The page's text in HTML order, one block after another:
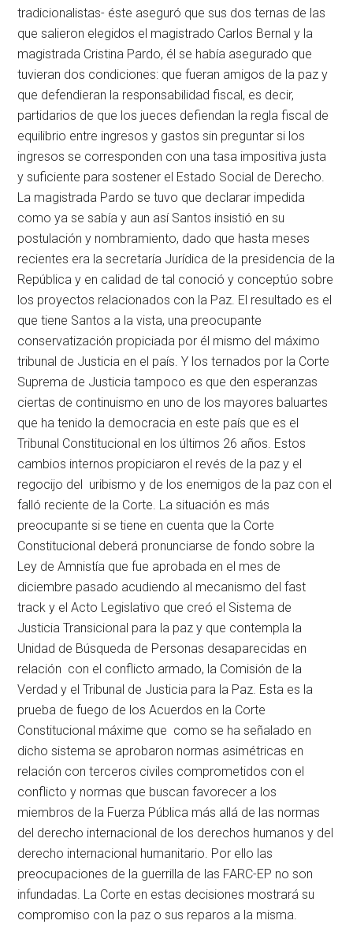
tradicionalistas- éste aseguró que sus dos ternas de las
que salieron elegidos el magistrado Carlos Bernal y la
magistrada Cristina Pardo, él se había asegurado que
tuvieran dos condiciones: que fueran amigos de la paz y
que defendieran la responsabilidad fiscal, es decir,
partidarios de que los jueces defiendan la regla fiscal de
equilibrio entre ingresos y gastos sin preguntar si los
ingresos se corresponden con una tasa impositiva justa
y suficiente para sostener el Estado Social de Derecho.
La magistrada Pardo se tuvo que declarar impedida
como ya se sabía y aun así Santos insistió en su
postulación y nombramiento, dado que hasta meses
recientes era la secretaría Jurídica de la presidencia de la
República y en calidad de tal conoció y conceptúo sobre
los proyectos relacionados con la Paz. El resultado es el
que tiene Santos a la vista, una preocupante
conservatización propiciada por él mismo del máximo
tribunal de Justicia en el país. Y los ternados por la Corte
Suprema de Justicia tampoco es que den esperanzas
ciertas de continuismo en uno de los mayores baluartes
que ha tenido la democracia en este país que es el
Tribunal Constitucional en los últimos 26 años. Estos
cambios internos propiciaron el revés de la paz y el
regocijo del uribismo y de los enemigos de la paz con el
falló reciente de la Corte. La situación es más
preocupante si se tiene en cuenta que la Corte
Constitucional deberá pronunciarse de fondo sobre la
Ley de Amnistía que fue aprobada en el mes de
diciembre pasado acudiendo al mecanismo del fast
track y el Acto Legislativo que creó el Sistema de
Justicia Transicional para la paz y que contempla la
Unidad de Búsqueda de Personas desaparecidas en
relación con el conflicto armado, la Comisión de la
Verdad y el Tribunal de Justicia para la Paz. Esta es la
prueba de fuego de los Acuerdos en la Corte
Constitucional máxime que como se ha señalado en
dicho sistema se aprobaron normas asimétricas en
relación con terceros civiles comprometidos con el
conflicto y normas que buscan favorecer a los
miembros de la Fuerza Pública más allá de las normas
del derecho internacional de los derechos humanos y del
derecho internacional humanitario. Por ello las
preocupaciones de la guerrilla de las FARC-EP no son
infundadas. La Corte en estas decisiones mostrará su
compromiso con la paz o sus reparos a la misma.